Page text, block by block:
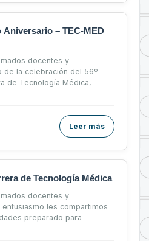
Aniversario – TEC-MED
docentes y
de la celebración del 56º
de Tecnología Médica,
Leer más
de Tecnología Médica
docentes y
les compartimos
preparado para